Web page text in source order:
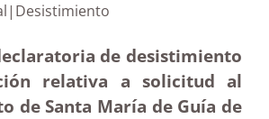
de desistimiento
relativa a solicitud al
de Santa María de Guía de